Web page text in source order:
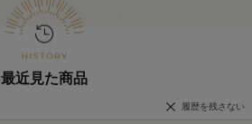
最近見た商品
履歴を残さない